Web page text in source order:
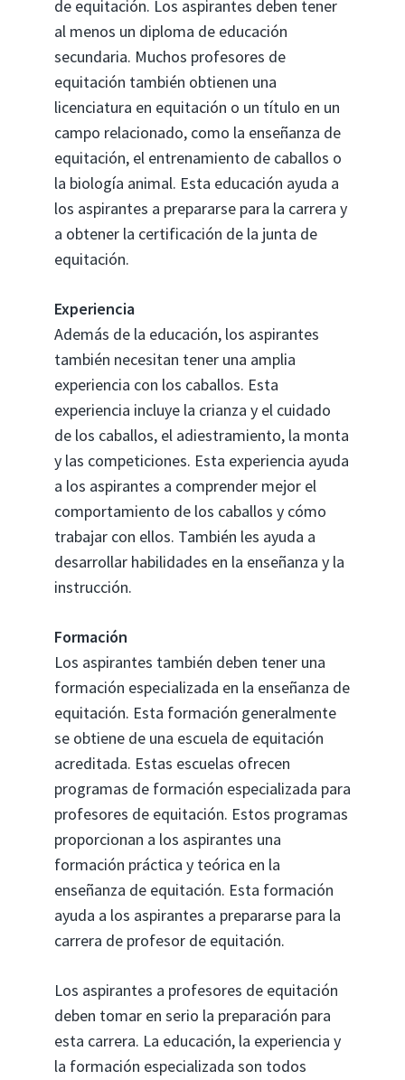
de equitación. Los aspirantes deben tener
al menos un diploma de educación
secundaria. Muchos profesores de
equitación también obtienen una
licenciatura en equitación o un título en un
campo relacionado, como la enseñanza de
equitación, el entrenamiento de caballos o
la biología animal. Esta educación ayuda a
los aspirantes a prepararse para la carrera y
a obtener la certificación de la junta de
equitación.
Experiencia
Además de la educación, los aspirantes
también necesitan tener una amplia
experiencia con los caballos. Esta
experiencia incluye la crianza y el cuidado
de los caballos, el adiestramiento, la monta
y las competiciones. Esta experiencia ayuda
a los aspirantes a comprender mejor el
comportamiento de los caballos y cómo
trabajar con ellos. También les ayuda a
desarrollar habilidades en la enseñanza y la
instrucción.
Formación
Los aspirantes también deben tener una
formación especializada en la enseñanza de
equitación. Esta formación generalmente
se obtiene de una escuela de equitación
acreditada. Estas escuelas ofrecen
programas de formación especializada para
profesores de equitación. Estos programas
proporcionan a los aspirantes una
formación práctica y teórica en la
enseñanza de equitación. Esta formación
ayuda a los aspirantes a prepararse para la
carrera de profesor de equitación.
Los aspirantes a profesores de equitación
deben tomar en serio la preparación para
esta carrera. La educación, la experiencia y
la formación especializada son todos